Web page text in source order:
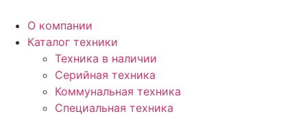
О компании
Каталог техники
Техника в наличии
Серийная техника
Коммунальная техника
Специальная техника